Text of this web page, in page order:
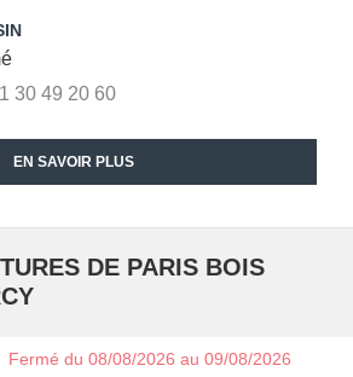
30 49 20 60
EN SAVOIR PLUS
DE PARIS BOIS
Fermé du 08/08/2026 au 09/08/2026